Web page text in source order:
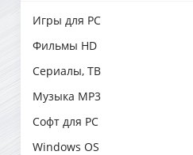
Игры для PC
Фильмы HD
Сериалы, ТВ
Музыка MP3
Софт для PC
Windows OS